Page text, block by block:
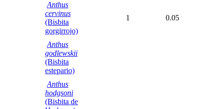
Anthus
cervinus
(Bisbita
gorgirrojo)
1 0.05
Anthus
godlewskii
(Bisbita
estepario)
Anthus
hodgsoni
(Bisbita de